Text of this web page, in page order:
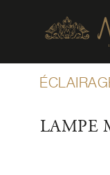
LAMPE